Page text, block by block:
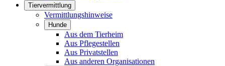
Tiervermittlung
Vermittlungshinweise
Hunde
Aus dem Tierheim
Aus Pflegestellen
Aus Privatstellen
Aus anderen Organisationen